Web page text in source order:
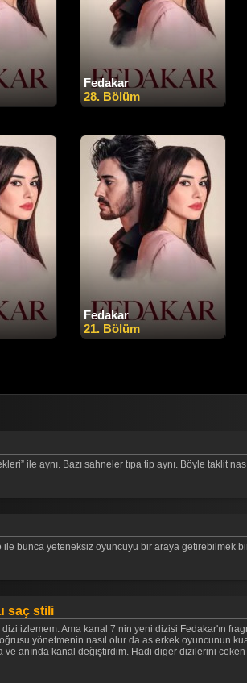
Fedakar
28. Bölüm
Fedakar
21. Bölüm
ile aynı. Bazı sahneler tıpa tip aynı. Böyle taklit
bunca yeteneksiz oyuncuyu bir araya getirebilmek bir
saç stili
izlemem. Ama kanal 7 nin yeni dizisi Fedakar'ın
yönetmenin nasıl olur da as erkek oyuncunun
ve anında kanal değiştirdim. Hadi diger dizilerini